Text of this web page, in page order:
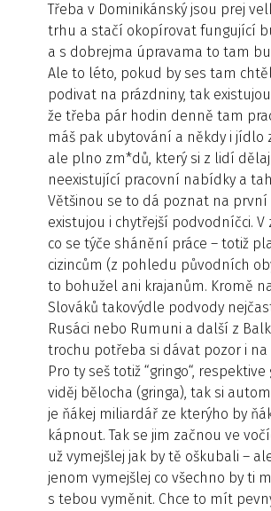
Třeba v Dominikánský jsou prej
trhu a stačí okopírovat fungující
a s dobrejma úpravama to tam
Ale to léto, pokud by ses tam
podivat na prázdniny, tak
že třeba pár hodin denně tam
máš pak ubytování a někdy i jídlo
ale plno zm*dů, který si z lidí dělaj
neexistující pracovní nabídky a
Většinou se to dá poznat na první
existujou i chytřejší podvodníčci. V
co se týče shánění práce – totiž
cizincům (z pohledu původních
to bohužel ani krajanům. Kromě
Slováků takovýdle podvody
Rusáci nebo Rumuni a další z
trochu potřeba si dávat pozor i
Pro ty seš totiž “gringo“,
viděj bělocha (gringa), tak si
je ňákej miliardář ze kterýho by
kápnout. Tak se jim začnou ve
už vymejšlej jak by tě oškubali –
jenom vymejšlej co všechno by ti
s tebou vyměnit. Chce to mít